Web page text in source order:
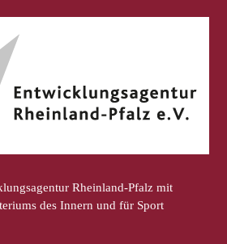
Rheinland-Pfalz mit
des Innern und für Sport